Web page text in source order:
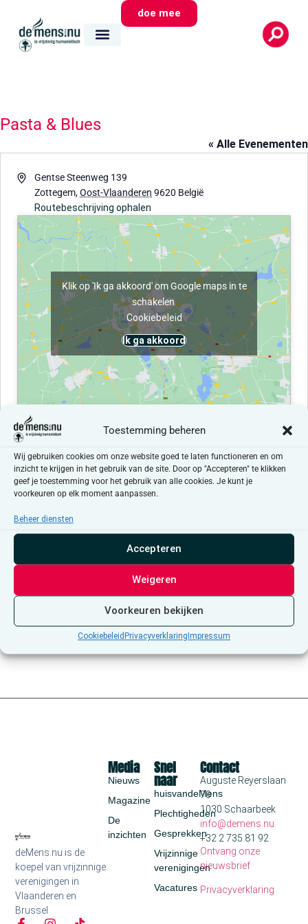
Toestemming beheren
Wij gebruiken cookies om onze website goed te laten functioneren en om
inzicht te krijgen in het gebruik van de site. Door op "Accepteren" te klikken
geef je toestemming voor het gebruik van alle cookies. Je kunt je
voorkeuren op elk moment aanpassen.
Beheer diensten
Accepteren
Weigeren
Voorkeuren bekijken
Cookiebeleid Privacyverklaring Impressum
doe mee
Pasta & Blues
« Alle Evenementen
AdresGentse Steenweg 139
Zottegem,Oost-Vlaanderen 9620 België
Routebeschrijving ophalen
Klik op 'Ik ga akkoord' om Google maps in te
schakelen
Cookiebeleid
Ik ga akkoord
Evenementen at this locatie
BerichtEr zijn geen resultaten gevonden.
Aankomende
Selecteer
datum.
Abonneer op kalender
deMens.nu is de
koepel van vrijzinnige
verenigingen in
Vlaanderen en
Brussel
Snel
naar
huisvandeMens
Plechtigheden
Gesprekken
Vrijzinnige
verenigingen
Vacatures
Media
Nieuws
Magazine
De
inzichten
Contact
Auguste Reyerslaan
70
1030 Schaarbeek
info@demens.nu
+32 2 735 81 92
Ontvang onze
nieuwsbrief
Privacyverklaring